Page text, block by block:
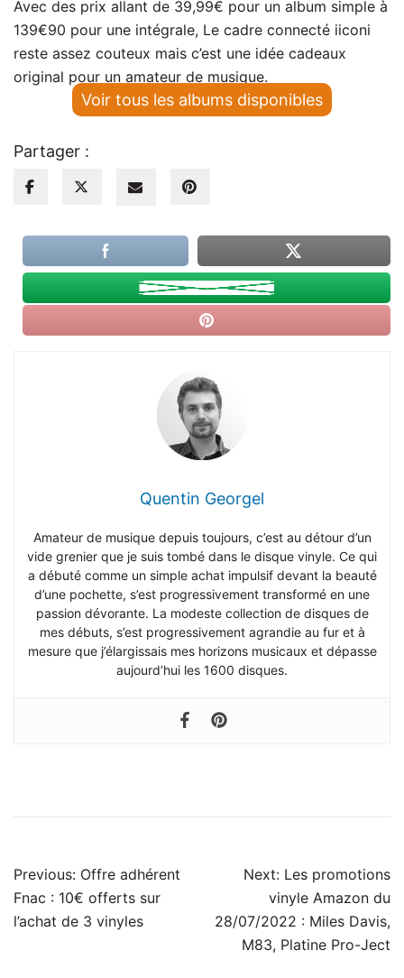
Avec des prix allant de 39,99€ pour un album simple à
139€90 pour une intégrale, Le cadre connecté iiconi
reste assez couteux mais c’est une idée cadeaux
original pour un amateur de musique.
Voir tous les albums disponibles
Partager :
Quentin Georgel
Amateur de musique depuis toujours, c’est au détour d’un
vide grenier que je suis tombé dans le disque vinyle. Ce qui
a débuté comme un simple achat impulsif devant la beauté
d’une pochette, s’est progressivement transformé en une
passion dévorante. La modeste collection de disques de
mes débuts, s’est progressivement agrandie au fur et à
mesure que j’élargissais mes horizons musicaux et dépasse
aujourd’hui les 1600 disques.
Navigation
de
l’article
Previous: Offre adhérent
Fnac : 10€ offerts sur
l’achat de 3 vinyles
Next: Les promotions
vinyle Amazon du
28/07/2022 : Miles Davis,
M83, Platine Pro-Ject